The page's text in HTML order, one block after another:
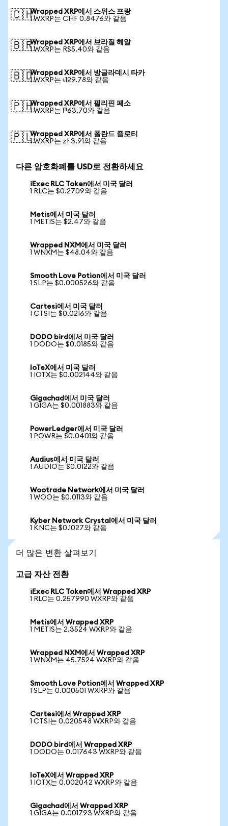
🇨🇭Wrapped XRP에서 스위스 프랑
1 WXRP는 CHF 0.8476와 같음
🇧🇷Wrapped XRP에서 브라질 헤알
1 WXRP는 R$5.40와 같음
🇧🇩Wrapped XRP에서 방글라데시 타카
1 WXRP는 ৳129.78와 같음
🇵🇭Wrapped XRP에서 필리핀 페소
1 WXRP는 ₱63.70와 같음
🇵🇱Wrapped XRP에서 폴란드 즐로티
1 WXRP는 zł 3.91와 같음
다른 암호화폐를 USD로 전환하세요
iExec RLC Token에서 미국 달러
1 RLC는 $0.2709와 같음
Metis에서 미국 달러
1 METIS는 $2.47와 같음
Wrapped NXM에서 미국 달러
1 WNXM는 $48.04와 같음
Smooth Love Potion에서 미국 달러
1 SLP는 $0.000526와 같음
Cartesi에서 미국 달러
1 CTSI는 $0.0216와 같음
DODO bird에서 미국 달러
1 DODO는 $0.0185와 같음
IoTeX에서 미국 달러
1 IOTX는 $0.002144와 같음
Gigachad에서 미국 달러
1 GIGA는 $0.001883와 같음
PowerLedger에서 미국 달러
1 POWR는 $0.0401와 같음
Audius에서 미국 달러
1 AUDIO는 $0.0122와 같음
Wootrade Network에서 미국 달러
1 WOO는 $0.0113와 같음
Kyber Network Crystal에서 미국 달러
1 KNC는 $0.1027와 같음
더 많은 변환 살펴보기
고급 자산 전환
iExec RLC Token에서 Wrapped XRP
1 RLC는 0.257990 WXRP와 같음
Metis에서 Wrapped XRP
1 METIS는 2.3524 WXRP와 같음
Wrapped NXM에서 Wrapped XRP
1 WNXM는 45.7524 WXRP와 같음
Smooth Love Potion에서 Wrapped XRP
1 SLP는 0.000501 WXRP와 같음
Cartesi에서 Wrapped XRP
1 CTSI는 0.020548 WXRP와 같음
DODO bird에서 Wrapped XRP
1 DODO는 0.017643 WXRP와 같음
IoTeX에서 Wrapped XRP
1 IOTX는 0.002042 WXRP와 같음
Gigachad에서 Wrapped XRP
1 GIGA는 0.001793 WXRP와 같음